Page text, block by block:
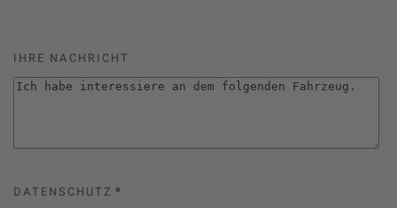
IHRE NACHRICHT
DATENSCHUTZ *